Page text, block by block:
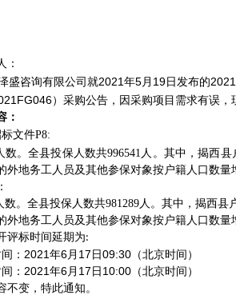
：
盛咨询有限公司 就2021 年5月 19 日 发布的
） 采购公告 ， 因采购项目需求有误
：
文件P8:
数。全县投保人数共996541 人。其中，揭西
外地务工人员及其他参保对象按户籍人口数量
数。全县投保人数共981289人。其中，揭西县
外地务工人员及其他参保对象按户籍人口数量
评标时间延期为:
： 2021 年6月 17 日 09:30 （北京时间）
： 2021 年6月 17 日 10:00 （北京时间）
不变 ， 特此通知。